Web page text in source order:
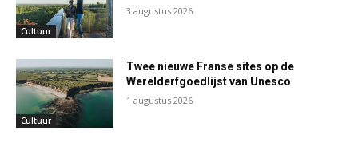
Cultuur
3 augustus 2026
Cultuur
Twee nieuwe Franse sites op de
Werelderfgoedlijst van Unesco
1 augustus 2026